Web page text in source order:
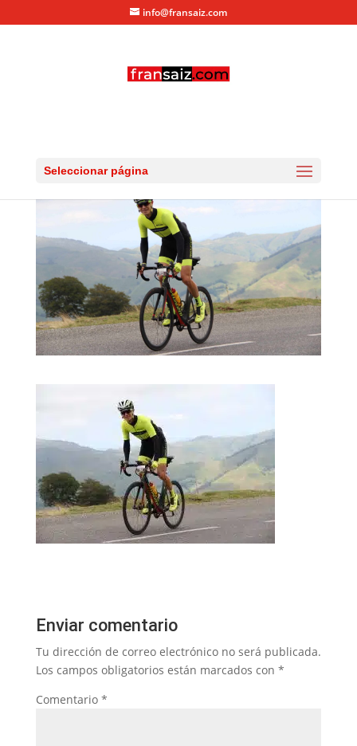
info@fransaiz.com
Seleccionar página
Enviar comentario
Tu dirección de correo electrónico no será publicada.
Los campos obligatorios están marcados con *
Comentario *